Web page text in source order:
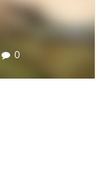
0